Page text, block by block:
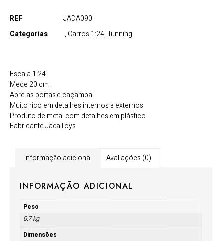
REF
JADA090
Categorias
., Carros 1:24,Tunning
Escala 1:24
Mede 20 cm
Abre as portas e caçamba
Muito rico em detalhes internos e externos
Produto de metal com detalhes em plástico
Fabricante JadaToys
Informação adicional Avaliações (0)
INFORMAÇÃO ADICIONAL
Peso
0,7 kg
Dimensões